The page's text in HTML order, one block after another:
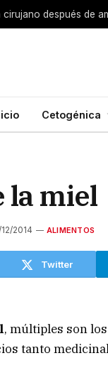
Cetogénica
la miel
2014 ALIMENTOS
Twitter
, múltiples son
tanto